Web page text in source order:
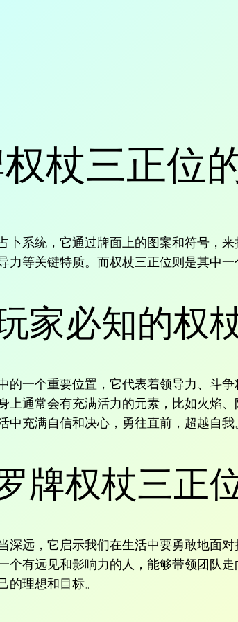
杖三正位
卜系统，它通过牌面上的图案和符号，
力等关键特质。而权杖三正位则是其中
家必知的权
的一个重要位置，它代表着领导力、斗
上通常会有充满活力的元素，比如火焰
中充满自信和决心，勇往直前，超越自我
牌权杖三正
深远，它启示我们在生活中要勇敢地面
个有远见和影响力的人，能够带领团队
的理想和目标。